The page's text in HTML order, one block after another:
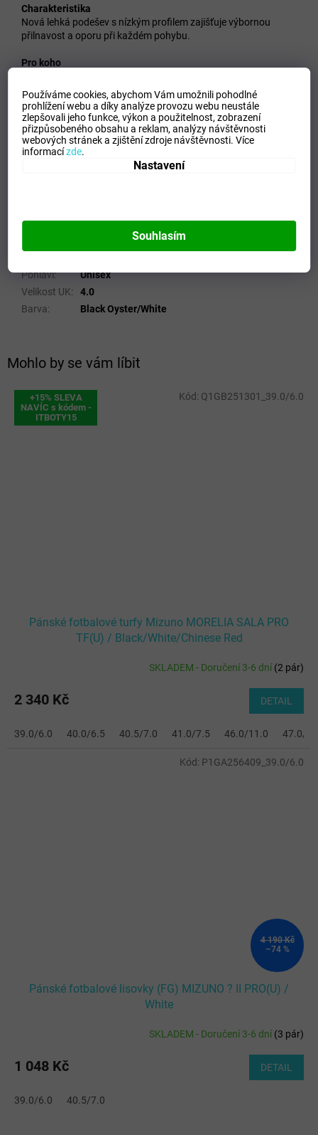
Používáme cookies, abychom Vám umožnili pohodlné
prohlížení webu a díky analýze provozu webu neustále
zlepšovali jeho funkce, výkon a použitelnost,zobrazení
přizpůsobeného obsahu a reklam, analýzy návštěvnosti
webových stránek a zjištění zdroje návštěvnosti.Více
informacízde.
Nastavení
Souhlasím
Mohlo by se vám líbit
+15% SLEVA
NAVÍC s kódem -
ITBOTY15
Pánské fotbalové turfy Mizuno MORELIA SALA PRO
TF(U) / Black/White/Chinese Red
SKLADEM - Doručení 3-6 dní(2 pár)
2 340 Kč DETAIL
39.0/6.0 40.0/6.5 40.5/7.0 41.0/7.5 46.0/11.0 47.0/
Kód: Q1GB251301_39.0/6.0
4 190 Kč
–74 %
Pánské fotbalové lisovky (FG) MIZUNO ? II PRO(U) /
White
SKLADEM - Doručení 3-6 dní(3 pár)
1 048 Kč DETAIL
39.0/6.0 40.5/7.0
Kód: P1GA256409_39.0/6.0
Charakteristika
Nová lehká podešev s nízkým profilem zajišťuje výbornou
přilnavost a oporu při každém pohybu.
Pro koho
hráče.
Technologie
Removable Insock
Kategorie:
Pánská fotbalová obuv - kopačky
5059431477801
Pohlaví:
Unisex
Velikost UK:
4.0
Barva: Black Oyster/White